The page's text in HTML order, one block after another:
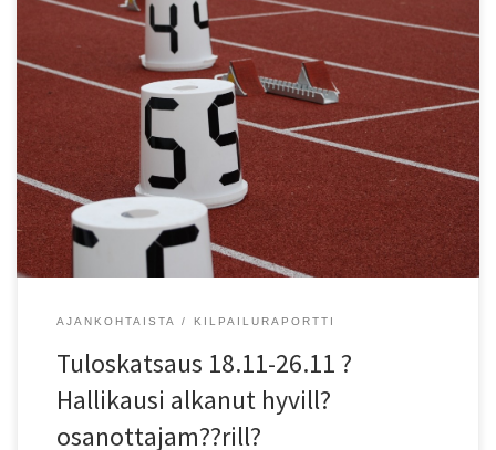
26.11. Helsinki, Marrashallikilpailut: M17 60 m ) Konsta Kock (-06)
ViipU . M17 200 m 2) Konsta Kock (-06) ViipU 24,26 PB. P14 60 m 2)
Luka Kielinen (-09) EspTa 8,40 PB, 3) Pau Linsi? I Sal? (-10) VantSa
8,78 PB, 4) Rene Vainio (-10) VantSa 9,56 PB. P14 200 […]
AJANKOHTAISTA KILPAILURAPORTTI
Tuloskatsaus 18.11-26.11 ?
Hallikausi alkanut hyvill?
osanottajam??rill?